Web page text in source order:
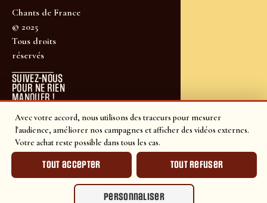
Avec votre accord, nous utilisons des traceurs pour mesurer
l'audience, améliorer nos campagnes et afficher des vidéos externes.
Votre achat reste possible dans tous les cas.
Tout accepter Tout refuser
Personnaliser
Chants de France
© 2025
Tous droits
réservés
SUIVEZ-NOUS
POUR NE RIEN
MANQUER !